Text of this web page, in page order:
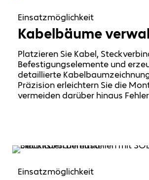
Einsatzmöglichkeit
Kabelbäume
Platzieren Sie Kabel,
Befestigungselemente und
detaillierte
Präzision erleichtern Sie die
vermeiden darüber hinaus
Einsatzmöglichkeit